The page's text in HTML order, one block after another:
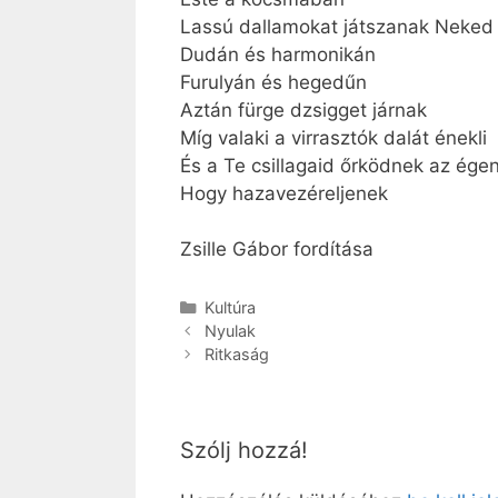
Lassú dallamokat játszanak Neked
Dudán és harmonikán
Furulyán és hegedűn
Aztán fürge dzsigget járnak
Míg valaki a virrasztók dalát énekli
És a Te csillagaid őrködnek az
Hogy hazavezéreljenek
Zsille Gábor fordítása
Kategória
Kultúra
Nyulak
Ritkaság
Szólj hozzá!